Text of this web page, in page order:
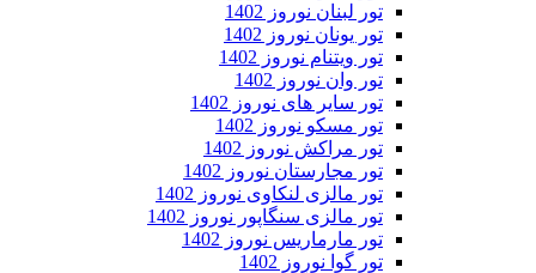
تور لبنان نوروز 1402
تور یونان نوروز 1402
تور ویتنام نوروز 1402
تور وان نوروز 1402
تور سایر های نوروز 1402
تور مسکو نوروز 1402
تور مراکش نوروز 1402
تور مجارستان نوروز 1402
تور مالزی لنکاوی نوروز 1402
تور مالزی سنگاپور نوروز 1402
تور مارماریس نوروز 1402
تور گوا نوروز 1402